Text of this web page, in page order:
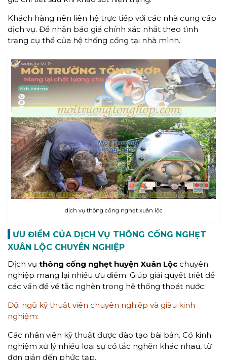
Khách hàng nên liên hệ trực tiếp với các nhà cung cấp
dịch vụ. Để nhận báo giá chính xác nhất theo tình
trạng cụ thể của hệ thống cống tại nhà mình.
dịch vụ thông cống nghẹt xuân lộc
ƯU ĐIỂM CỦA DỊCH VỤ THÔNG CỐNG NGHẸT
XUÂN LỘC CHUYÊN NGHIỆP
Dịch vụ thông cống nghẹt huyện Xuân Lộc chuyên
nghiệp mang lại nhiều ưu điểm. Giúp giải quyết triệt để
các vấn đề về tắc nghẽn trong hệ thống thoát nước:
Đội ngũ kỹ thuật viên chuyên nghiệp và giàu kinh
nghiệm:
Các nhân viên kỹ thuật được đào tạo bài bản. Có kinh
nghiệm xử lý nhiều loại sự cố tắc nghẽn khác nhau, từ
đơn giản đến phức tạp.